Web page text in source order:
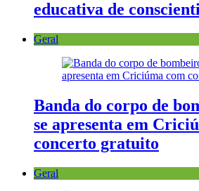
educativa de
Geral
Banda do corpo de
se apresenta em
concerto gratuito
Geral